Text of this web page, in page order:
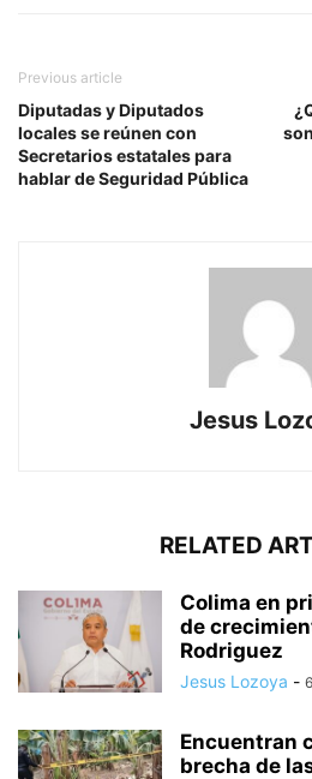
Previous article
Diputadas y Diputados
locales se reúnen con
Secretarios estatales para
hablar de Seguridad Pública
Jesus
RELATED
Colima en
de
Rodriguez
Jesus Lozoya -
Encuentran
brecha de